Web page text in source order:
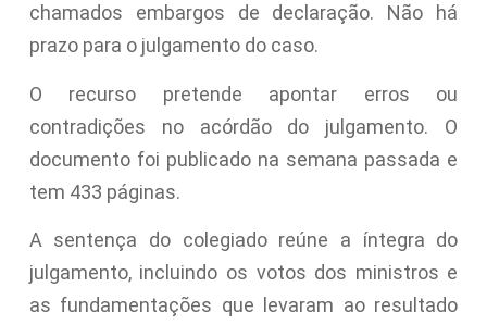
chamados embargos de declaração. Não há
prazo para o julgamento do caso.
O recurso pretende apontar erros ou
contradições no acórdão do julgamento. O
documento foi publicado na semana passada e
tem 433 páginas.
A sentença do colegiado reúne a íntegra do
julgamento, incluindo os votos dos ministros e
as fundamentações que levaram ao resultado